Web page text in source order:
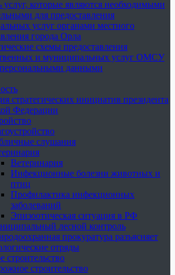
услуг, которые являются необходимыми
для предоставления
услуг органами местного
города Орла
схемы предоставления
и муниципальных услуг ОМСУ
персональными данными
стратегических инициатив президента
Федерации
слушания
Ветеринария
Инфекционные болезни животных и
птиц
Профилактика инфекционных
заболеваний
Эпизоотическая ситуация в РФ
лесной контроль
прокуратура разъясняет
отряды
строительство
строительство